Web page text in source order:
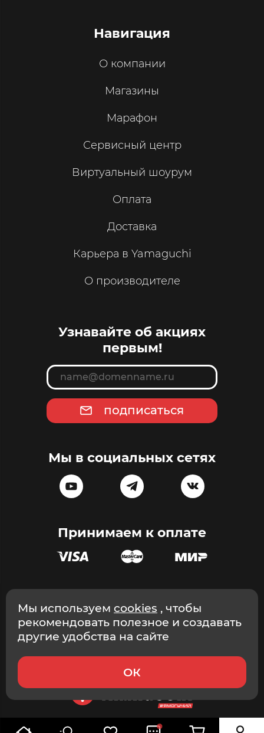
Мы используем cookies , чтобы
рекомендовать полезное и создавать
другие удобства на сайте
ОК
Навигация
О компании
Магазины
Марафон
Сервисный центр
Виртуальный шоурум
Оплата
Доставка
Карьера в Yamaguchi
О производителе
Узнавайте об акциях
первым!
подписаться
Мы в социальных сетях
Принимаем к оплате
Эксклюзивный дистрибьютор массажного оборудования в
России и СНГ © ООО «Эстетика», ИНН 9705203493, 2026
Интернет-магазин. г. Москва.